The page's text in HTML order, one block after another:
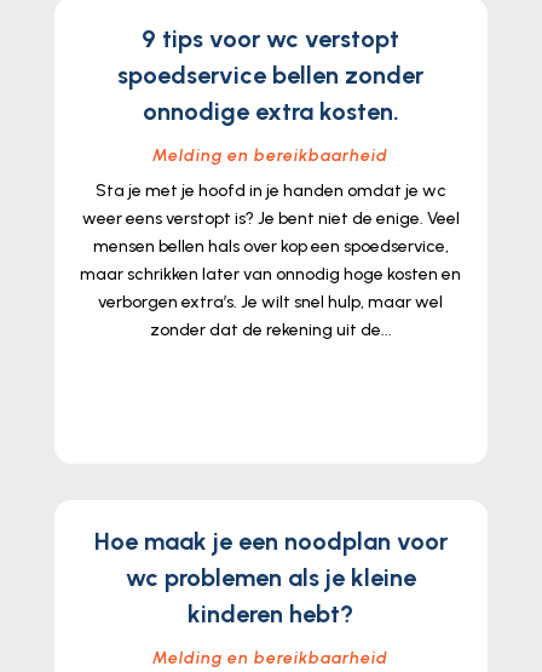
9 tips voor wc verstopt
spoedservice bellen zonder
onnodige extra kosten.
Melding en bereikbaarheid
Sta je met je hoofd in je handen omdat je wc
weer eens verstopt is? Je bent niet de enige. Veel
mensen bellen hals over kop een spoedservice,
maar schrikken later van onnodig hoge kosten en
verborgen extra’s. Je wilt snel hulp, maar wel
zonder dat de rekening uit de...
Hoe maak je een noodplan voor
wc problemen als je kleine
kinderen hebt?
Melding en bereikbaarheid